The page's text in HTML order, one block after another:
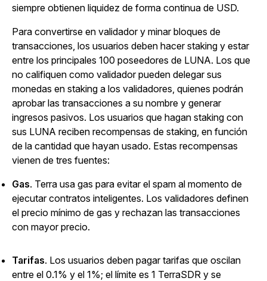
siempre obtienen liquidez de forma continua de USD.
Para convertirse en validador y minar bloques de
transacciones, los usuarios deben hacer staking y estar
entre los principales 100 poseedores de LUNA. Los que
no califiquen como validador pueden delegar sus
monedas en staking a los validadores, quienes podrán
aprobar las transacciones a su nombre y generar
ingresos pasivos. Los usuarios que hagan staking con
sus LUNA reciben recompensas de staking, en función
de la cantidad que hayan usado. Estas recompensas
vienen de tres fuentes:
Gas. Terra usa gas para evitar el spam al momento de
ejecutar contratos inteligentes. Los validadores definen
el precio mínimo de gas y rechazan las transacciones
con mayor precio.
Tarifas. Los usuarios deben pagar tarifas que oscilan
entre el 0.1% y el 1%; el límite es 1 TerraSDR y se